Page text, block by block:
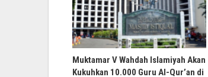
Muktamar V Wahdah Islamiyah Akan
Kukuhkan 10.000 Guru Al-Qur’an di